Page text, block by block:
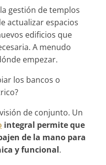
gestión de templos
actualizar espacios
edificios que
A menudo
empezar.
los bancos o
de conjunto. Un
integral permite que
de la mano para
y funcional.